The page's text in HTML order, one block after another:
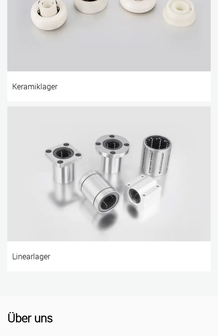
Keramiklager
Linearlager
Über uns